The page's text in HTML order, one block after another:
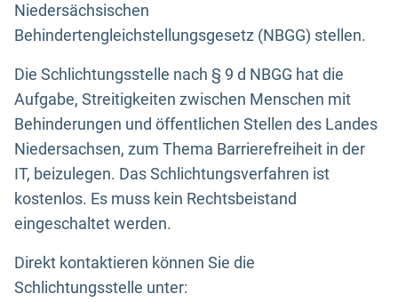
Niedersächsischen
Behindertengleichstellungsgesetz (NBGG) stellen.
Die Schlichtungsstelle nach § 9 d NBGG hat die
Aufgabe, Streitigkeiten zwischen Menschen mit
Behinderungen und öffentlichen Stellen des Landes
Niedersachsen, zum Thema Barrierefreiheit in der
IT, beizulegen. Das Schlichtungsverfahren ist
kostenlos. Es muss kein Rechtsbeistand
eingeschaltet werden.
Direkt kontaktieren können Sie die
Schlichtungsstelle unter: